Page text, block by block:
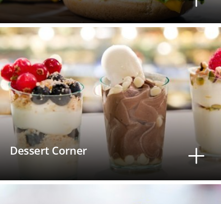
Dessert Corner